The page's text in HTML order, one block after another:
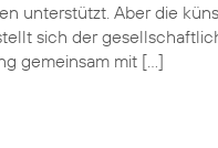
unterstützt. Aber die
sich der
gemeinsam mit […]